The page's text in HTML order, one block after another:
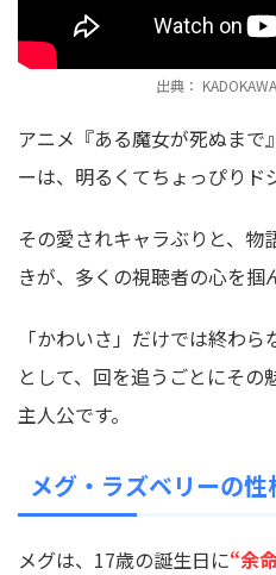
出典：
アニメ『ある魔女が死ぬまで
ーは、明るくてちょっぴりド
その愛されキャラぶりと、物
きが、多くの視聴者の心を掴
「かわいさ」だけでは終わ
として、回を追うごとにその
主人公です。
メグ・ラズベリーの
メグは、17歳の誕生日に“余